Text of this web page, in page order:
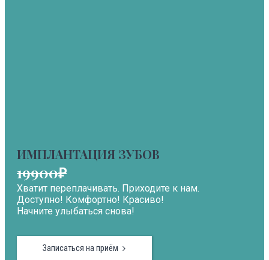
ИМПЛАНТАЦИЯ ЗУБОВ
19900₽
Хватит переплачивать. Приходите к нам.
Доступно! Комфортно! Красиво!
Начните улыбаться снова!
Записаться на приём